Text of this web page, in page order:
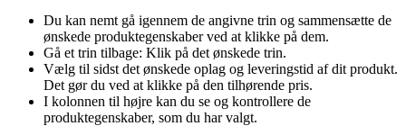
Du kan nemt gå igennem de angivne trin og sammensætte de
ønskede produktegenskaber ved at klikke på dem.
Gå et trin tilbage: Klik på det ønskede trin.
Vælg til sidst det ønskede oplag og leveringstid af dit produkt.
Det gør du ved at klikke på den tilhørende pris.
I kolonnen til højre kan du se og kontrollere de
produktegenskaber, som du har valgt.